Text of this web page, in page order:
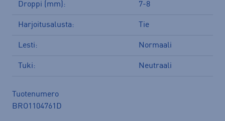
Droppi (mm): 7-8
Harjoitusalusta: Tie
Lesti: Normaali
Tuki: Neutraali
Tuotenumero
BRO1104761D